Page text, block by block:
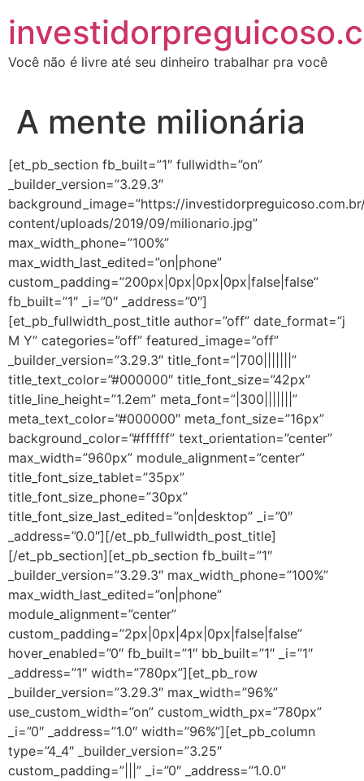
Você não é livre até seu dinheiro trabalhar pra você
A mente milionária
[et_pb_section fb_built=”1″ fullwidth=”on”
_builder_version=”3.29.3″
background_image=”https://
content/uploads/2019/09/milionario.jpg”
max_width_phone=”100%”
max_width_last_edited=”on|phone”
custom_padding=”200px|0px|0px|0px|false|false”
fb_built=”1″ _i=”0″ _address=”0″]
[et_pb_fullwidth_post_title author=”off” date_format=”j
M Y” categories=”off” featured_image=”off”
_builder_version=”3.29.3″ title_font=”|700|||||||”
title_text_color=”#000000″ title_font_size=”42px”
title_line_height=”1.2em” meta_font=”|300|||||||”
meta_text_color=”#000000″ meta_font_size=”16px”
background_color=”#ffffff” text_orientation=”center”
max_width=”960px” module_alignment=”center”
title_font_size_tablet=”35px”
title_font_size_phone=”30px”
title_font_size_last_edited=”on|desktop” _i=”0″
_address=”0.0″][/et_pb_fullwidth_post_title]
[/et_pb_section][et_pb_section fb_built=”1″
_builder_version=”3.29.3″ max_width_phone=”100%”
max_width_last_edited=”on|phone”
module_alignment=”center”
custom_padding=”2px|0px|4px|0px|false|false”
hover_enabled=”0″ fb_built=”1″ bb_built=”1″ _i=”1″
_address=”1″ width=”780px”][et_pb_row
_builder_version=”3.29.3″ max_width=”96%”
use_custom_width=”on” custom_width_px=”780px”
_i=”0″ _address=”1.0″ width=”96%”][et_pb_column
type=”4_4″ _builder_version=”3.25″
custom_padding=”|||” _i=”0″ _address=”1.0.0″